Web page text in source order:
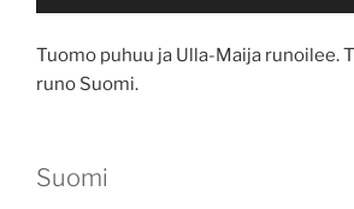
Tuomo puhuu ja Ulla-Maija runoilee.
runo Suomi.
Suomi